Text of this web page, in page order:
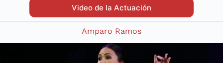
Video de la Actuación
Amparo Ramos